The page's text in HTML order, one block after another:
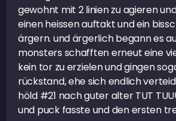
gewohnt mit 2 linien zu agieren
einen heissen auftakt und ein
ärgern. und ärgerlich begann es
monsters schafften erneut eine
kein tor zu erzielen und gingen
rückstand, ehe sich endlich
höld #21 nach guter alter TUT
und puck fasste und den ersten